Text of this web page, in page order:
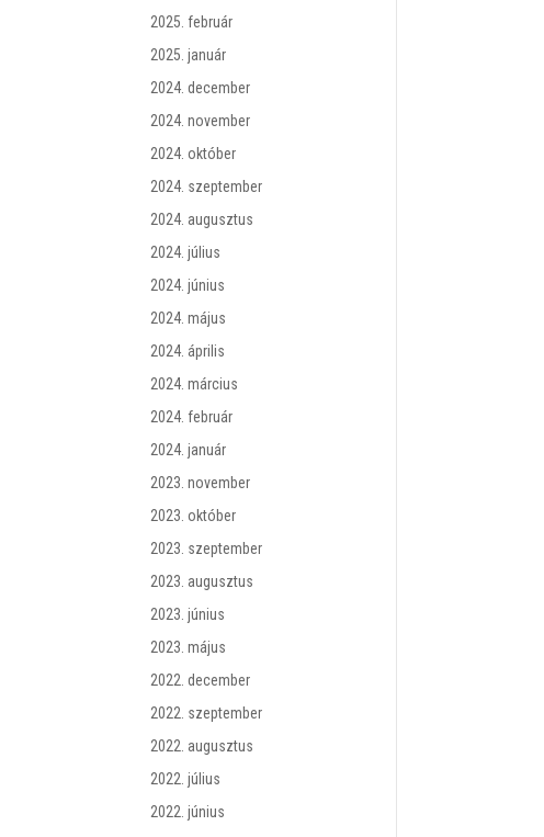
2025. február
2025. január
2024. december
2024. november
2024. október
2024. szeptember
2024. augusztus
2024. július
2024. június
2024. május
2024. április
2024. március
2024. február
2024. január
2023. november
2023. október
2023. szeptember
2023. augusztus
2023. június
2023. május
2022. december
2022. szeptember
2022. augusztus
2022. július
2022. június